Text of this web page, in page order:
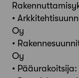
•
Oy
•
Oy
•